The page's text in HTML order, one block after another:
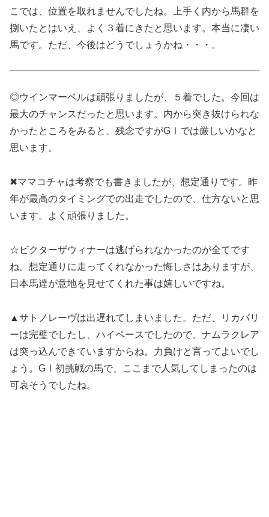
こでは、位置を取れませんでしたね。上手く内から馬群を
捌いたとはいえ、よく３着にきたと思います。本当に凄い
馬です。ただ、今後はどうでしょうかね・・・。
◎ウインマーベルは頑張りましたが、５着でした。今回は
最大のチャンスだったと思います。内から突き抜けられな
かったところをみると、残念ですがGⅠでは厳しいかなと
思います。
✖ママコチャは考察でも書きましたが、想定通りです。昨
年が最高のタイミングでの出走でしたので、仕方ないと思
います。よく頑張りました。
☆ビクターザウィナーは逃げられなかったのが全てです
ね。想定通りに走ってくれなかった悔しさはありますが、
日本馬達が意地を見せてくれた事は嬉しいですね。
▲サトノレーヴは出遅れてしまいました。ただ、リカバリ
ーは完璧でしたし、ハイペースでしたので、ナムラクレア
は突っ込んできていますからね。力負けと言ってよいでし
ょう。GⅠ初挑戦の馬で、ここまで人気してしまったのは
可哀そうでしたね。